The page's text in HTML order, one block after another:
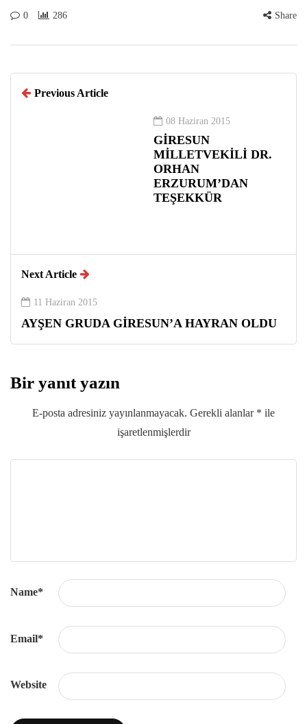
0 286 Share
Previous Article
08 Haziran 2015
GİRESUN
MİLLETVEKİLİ DR.
ORHAN
ERZURUM’DAN
TEŞEKKÜR
Next Article
11 Haziran 2015
AYŞEN GRUDA GİRESUN’A HAYRAN OLDU
Bir yanıt yazın
E-posta adresiniz yayınlanmayacak. Gerekli alanlar * ile
işaretlenmişlerdir
Name*
Email*
Website